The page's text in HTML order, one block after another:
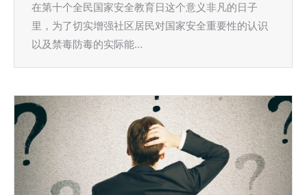
在第十个全民国家安全教育日这个意义非凡的日子
里，为了切实增强社区居民对国家安全重要性的认识
以及禁毒防毒的实际能…